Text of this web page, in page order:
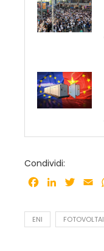
Condividi:
Facebook
LinkedIn
ENI